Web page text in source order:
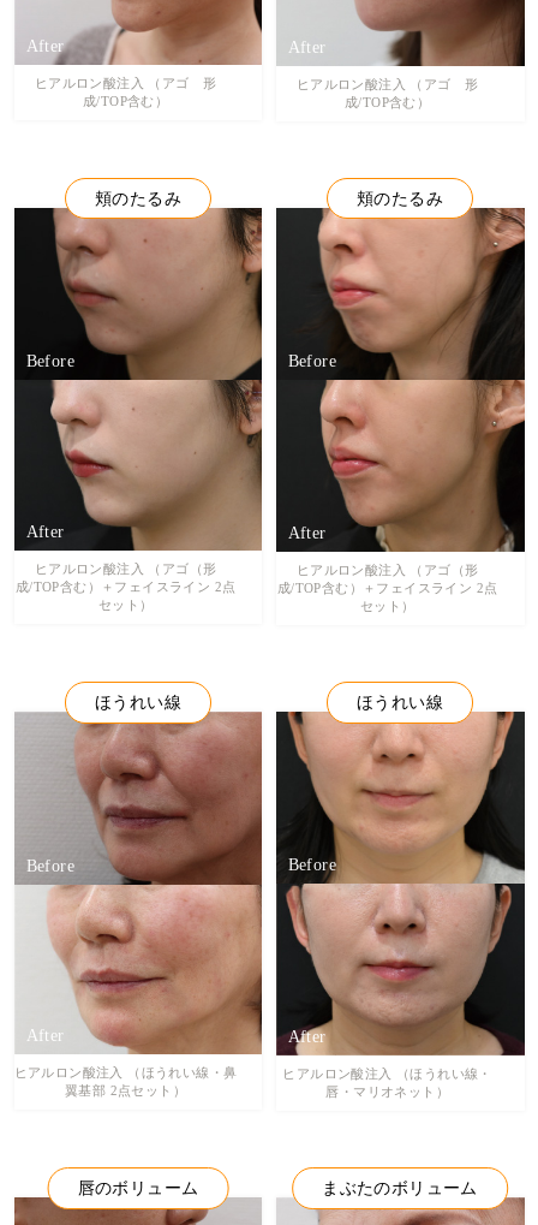
ヒアルロン酸注入 （アゴ 形
成/TOP含む）
ヒアルロン酸注入 （アゴ 形
成/TOP含む）
頬のたるみ
ヒアルロン酸注入 （アゴ（形
成/TOP含む）＋フェイスライン 2点
セット）
頬のたるみ
ヒアルロン酸注入 （アゴ（形
成/TOP含む）＋フェイスライン 2点
セット）
ほうれい線
ヒアルロン酸注入 （ほうれい線・鼻
翼基部 2点セット）
ほうれい線
ヒアルロン酸注入 （ほうれい線・
唇・マリオネット）
唇のボリューム まぶたのボリューム